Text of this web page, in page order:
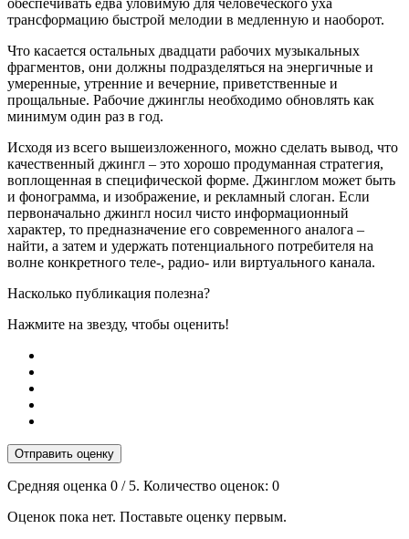
обеспечивать едва уловимую для человеческого уха
трансформацию быстрой мелодии в медленную и наоборот.
Что касается остальных двадцати рабочих музыкальных
фрагментов, они должны подразделяться на энергичные и
умеренные, утренние и вечерние, приветственные и
прощальные. Рабочие джинглы необходимо обновлять как
минимум один раз в год.
Исходя из всего вышеизложенного, можно сделать вывод, что
качественный джингл – это хорошо продуманная стратегия,
воплощенная в специфической форме. Джинглом может быть
и фонограмма, и изображение, и рекламный слоган. Если
первоначально джингл носил чисто информационный
характер, то предназначение его современного аналога –
найти, а затем и удержать потенциального потребителя на
волне конкретного теле-, радио- или виртуального канала.
Насколько публикация полезна?
Нажмите на звезду, чтобы оценить!
Отправить оценку
Средняя оценка 0 / 5. Количество оценок: 0
Оценок пока нет. Поставьте оценку первым.